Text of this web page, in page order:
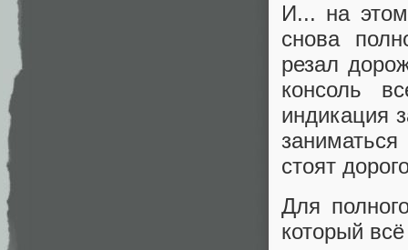
И... на
снова
резал
консоль
индикация
стоят
Для
который